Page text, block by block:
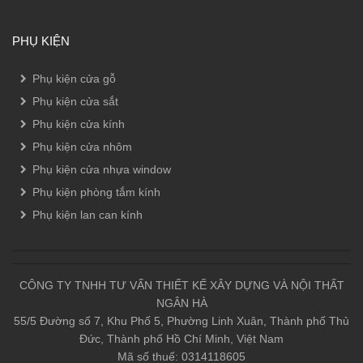
PHỤ KIỆN
Phụ kiện cửa gỗ
Phụ kiện cửa sắt
Phụ kiện cửa kính
Phụ kiện cửa nhôm
Phụ kiện cửa nhựa window
Phụ kiện phòng tắm kính
Phụ kiện lan can kính
CÔNG TY TNHH TƯ VẤN THIẾT KẾ XÂY DỰNG VÀ NỘI THẤT
NGÂN HÀ
55/5 Đường số 7, Khu Phố 5, Phường Linh Xuân, Thành phố Thủ
Đức, Thành phố Hồ Chí Minh, Việt Nam
Mã số thuế: 0314118605